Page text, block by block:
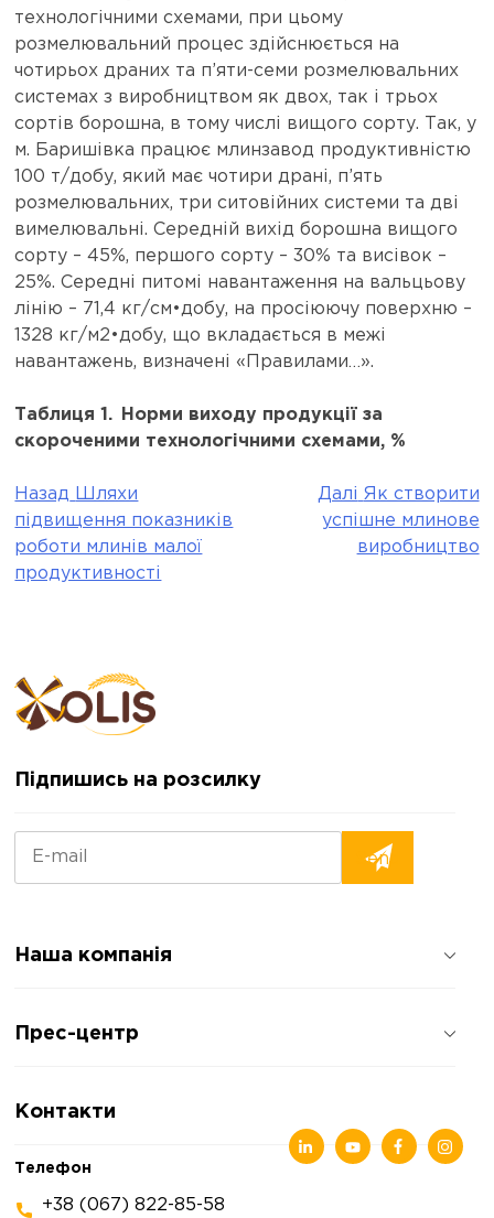
технологічними схемами, при цьому
розмелювальний процес здійснюється на
чотирьох драних та п’яти-семи розмелювальних
системах з виробництвом як двох, так і трьох
сортів борошна, в тому числі вищого сорту. Так, у
м. Баришівка працює млинзавод продуктивністю
100 т/добу, який має чотири драні, п’ять
розмелювальних, три ситовійних системи та дві
вимелювальні. Середній вихід борошна вищого
сорту – 45%, першого сорту – 30% та висівок –
25%. Середні питомі навантаження на вальцьову
лінію – 71,4 кг/см•добу, на просіюючу поверхню –
1328 кг/м2•добу, що вкладається в межі
навантажень, визначені «Правилами…».
Таблиця 1. Норми виходу продукції за
скороченими технологічними схемами, %
Post
navigation
Назад Шляхи
підвищення показників
роботи млинів малої
продуктивності
Далі Як створити
успішне млинове
виробництво
Підпишись на розсилку
Наша компанія
Відгуки про компанію
Прес-центр
Статті
Контакти
Телефон
+38 (067) 822-85-58